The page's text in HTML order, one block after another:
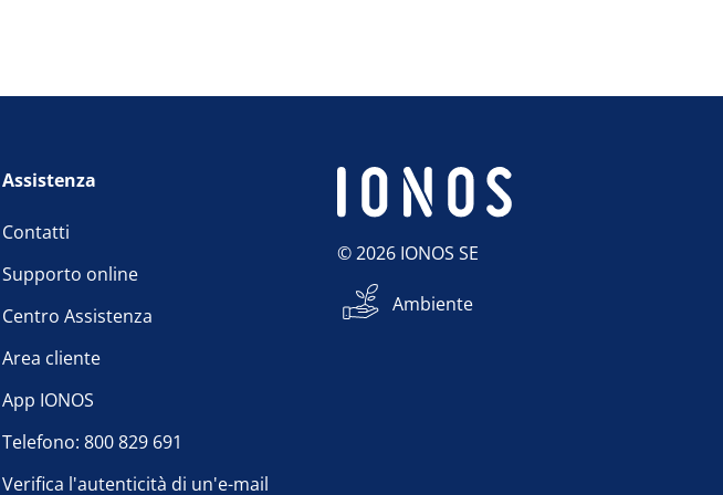
Assistenza
Contatti
Supporto online
Centro Assistenza
Area cliente
App IONOS
Telefono: 800 829 691
Verifica l'autenticità di un'e-mail
© 2026 IONOS SE
Ambiente